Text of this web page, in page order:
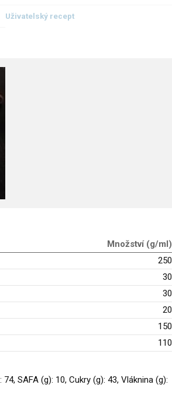
Uživatelský recept
Množství (g/ml)
250
30
30
20
150
110
SAFA (g): 10, Cukry (g): 43, Vláknina (g):